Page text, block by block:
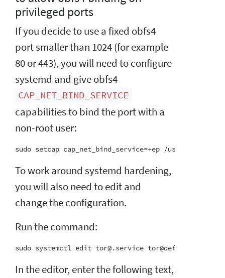
privileged ports
If you decide to use a fixed obfs4
port smaller than 1024 (for example
80 or 443), you will need to configure
systemd and give obfs4
CAP_NET_BIND_SERVICE
capabilities to bind the port with a
non-root user:
To work around systemd hardening,
you will also need to edit and
change the configuration.
Run the command:
In the editor, enter the following text,